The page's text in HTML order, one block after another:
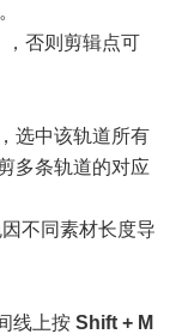
否则剪辑点可
选中该轨道所有
多条轨道的对应
不同素材长度导
线上按 Shift + M